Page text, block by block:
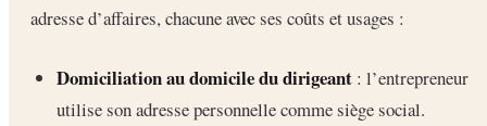
adresse d’affaires, chacune avec ses coûts et usages :
Domiciliation au domicile du dirigeant : l’entrepreneur
utilise son adresse personnelle comme siège social.